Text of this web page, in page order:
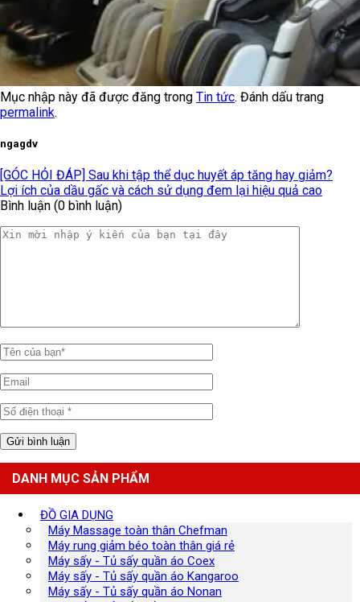
Mục nhập này đã được đăng trong Tin tức. Đánh dấu trang
permalink.
ngagdv
[GÓC HỎI ĐÁP] Sau khi tập thể dục huyết áp tăng hay giảm?
Lợi ích của dầu gấc và cách sử dụng đem lại hiệu quả cao
Bình luận (0 bình luận)
DANH MỤC SẢN PHẨM
ĐỒ GIA DỤNG
Máy Massage toàn thân Chefman
Máy rung giảm béo toàn thân giá rẻ
Máy sấy - Tủ sấy quần áo Coex
Máy sấy - Tủ sấy quần áo Kangaroo
Máy sấy - Tủ sấy quần áo Nonan